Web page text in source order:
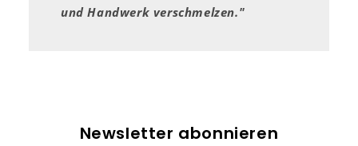
und Handwerk verschmelzen."
Newsletter abonnieren